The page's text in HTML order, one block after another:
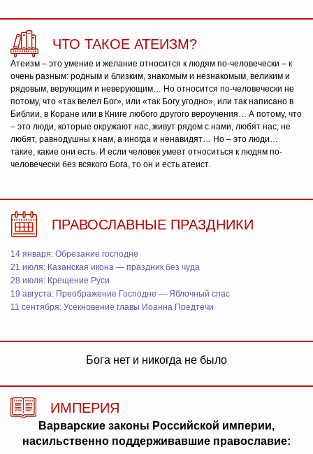
ЧТО ТАКОЕ АТЕИЗМ?
Атеизм – это умение и желание относится к людям по-человечески – к
очень разным: родным и близким, знакомым и незнакомым, великим и
рядовым, верующим и неверующим… Но относится по-человечески не
потому, что «так велел Бог», или «так Богу угодно», или так написано в
Библии, в Коране или в Книге любого другого вероучения… А потому, что
– это люди, которые окружают нас, живут рядом с нами, любят нас, не
любят, равнодушны к нам, а иногда и ненавидят… Но – это люди…
такие, какие они есть. И если человек умеет относиться к людям по-
человечески без всякого Бога, то он и есть атеист.
ПРАВОСЛАВНЫЕ ПРАЗДНИКИ
14 января: Обрезание господне
21 июля: Казанская икона — праздник без чуда
28 июля: Крещение Руси
19 августа: Преображение Господне — Яблочный спас
11 сентября: Усекновение главы Иоанна Предтечи
Бога нет и никогда не было
ИМПЕРИЯ
Варварские законы Российской империи,
насильственно поддерживавшие православие: